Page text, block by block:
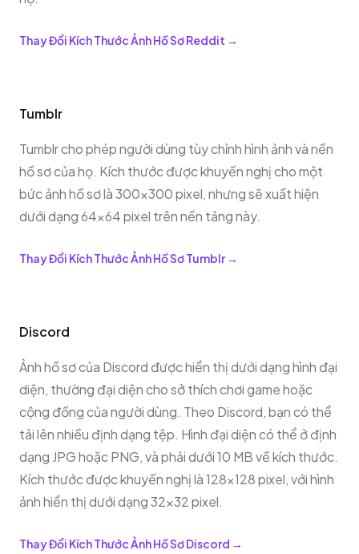
Thay Đổi Kích Thước Ảnh Hồ Sơ Reddit →
Tumblr
Tumblr cho phép người dùng tùy chỉnh hình ảnh và nền
hồ sơ của họ. Kích thước được khuyến nghị cho một
bức ảnh hồ sơ là 300x300 pixel, nhưng sẽ xuất hiện
dưới dạng 64x64 pixel trên nền tảng này.
Thay Đổi Kích Thước Ảnh Hồ Sơ Tumblr →
Discord
Ảnh hồ sơ của Discord được hiển thị dưới dạng hình đại
diện, thường đại diện cho sở thích chơi game hoặc
cộng đồng của người dùng. Theo Discord, bạn có thể
tải lên nhiều định dạng tệp. Hình đại diện có thể ở định
dạng JPG hoặc PNG, và phải dưới 10 MB về kích thước.
Kích thước được khuyến nghị là 128x128 pixel, với hình
ảnh hiển thị dưới dạng 32x32 pixel.
Thay Đổi Kích Thước Ảnh Hồ Sơ Discord →